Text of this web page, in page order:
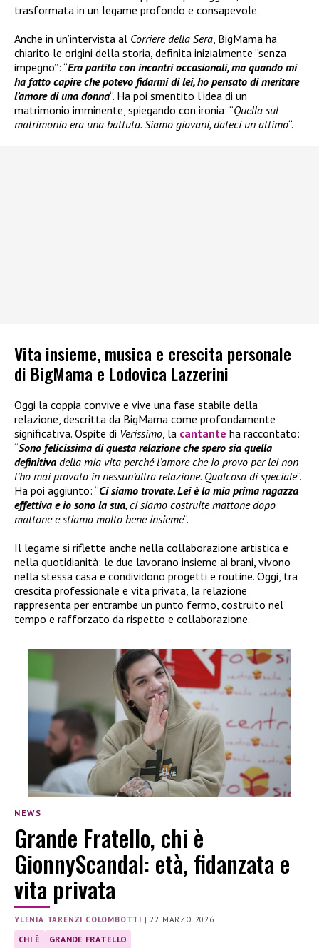
trasformata in un legame profondo e consapevole.
Anche in un’intervista al Corriere della Sera, BigMama ha
chiarito le origini della storia, definita inizialmente “senza
impegno”: “Era partita con incontri occasionali, ma quando mi
ha fatto capire che potevo fidarmi di lei, ho pensato di meritare
l’amore di una donna“. Ha poi smentito l’idea di un
matrimonio imminente, spiegando con ironia: “Quella sul
matrimonio era una battuta. Siamo giovani, dateci un attimo“.
Vita insieme, musica e crescita personale
di BigMama e Lodovica Lazzerini
Oggi la coppia convive e vive una fase stabile della
relazione, descritta da BigMama come profondamente
significativa. Ospite di Verissimo , la cantante ha raccontato:
“Sono felicissima di questa relazione che spero sia quella
definitiva della mia vita perché l’amore che io provo per lei non
l’ho mai provato in nessun’altra relazione. Qualcosa di speciale“.
Ha poi aggiunto: “Ci siamo trovate. Lei è la mia prima ragazza
effettiva e io sono la sua, ci siamo costruite mattone dopo
mattone e stiamo molto bene insieme“.
Il legame si riflette anche nella collaborazione artistica e
nella quotidianità: le due lavorano insieme ai brani, vivono
nella stessa casa e condividono progetti e routine. Oggi, tra
crescita professionale e vita privata, la relazione
rappresenta per entrambe un punto fermo, costruito nel
tempo e rafforzato da rispetto e collaborazione.
NEWS
Grande Fratello, chi è
GionnyScandal: età, fidanzata e
vita privata
YLENIA TARENZI COLOMBOTTI |22 MARZO 2026
CHI È GRANDE FRATELLO